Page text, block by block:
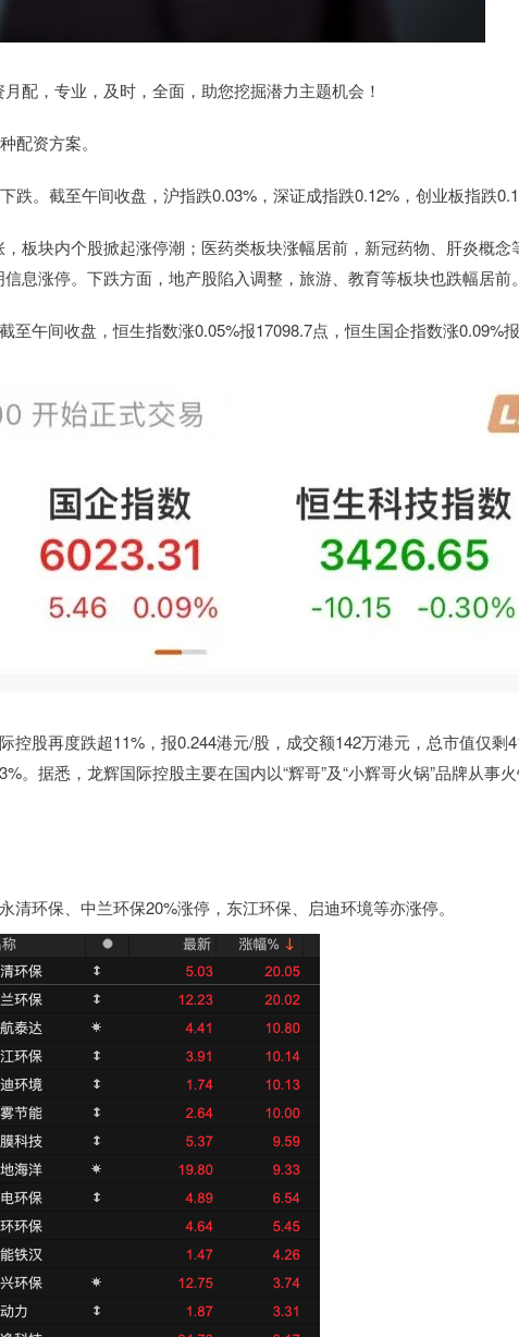
，专业，及时，全面，助您挖掘潜力主题机会！
配资方案。
。截至午间收盘，沪指跌0.03%，深证成指跌0.12%，创业板指跌
块内个股掀起涨停潮；医药类板块涨幅居前，新冠药物、肝炎概念
息涨停。下跌方面，地产股陷入调整，旅游、教育等板块也跌幅居前。
午间收盘，恒生指数涨0.05%报17098.7点，恒生国企指数涨0.09%
股再度跌超11%，报0.244港元/股，成交额142万港元，总市值仅剩
。据悉，龙辉国际控股主要在国内以“辉哥”及“小辉哥火锅”品牌从事
环保、中兰环保20%涨停，东江环保、启迪环境等亦涨停。